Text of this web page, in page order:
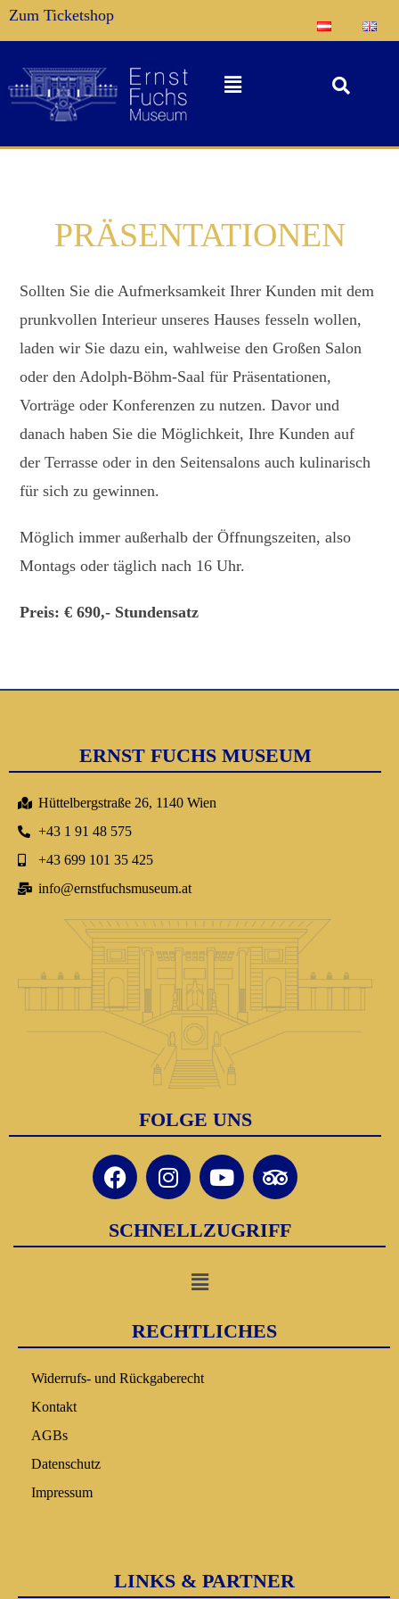
Zum Ticketshop
PRÄSENTATIONEN
Sollten Sie die Aufmerksamkeit Ihrer Kunden mit dem
prunkvollen Interieur unseres Hauses fesseln wollen,
laden wir Sie dazu ein, wahlweise den Großen Salon
oder den Adolph-Böhm-Saal für Präsentationen,
Vorträge oder Konferenzen zu nutzen. Davor und
danach haben Sie die Möglichkeit, Ihre Kunden auf
der Terrasse oder in den Seitensalons auch kulinarisch
für sich zu gewinnen.
Möglich immer außerhalb der Öffnungszeiten, also
Montags oder täglich nach 16 Uhr.
Preis: € 690,- Stundensatz
ERNST FUCHS MUSEUM
Hüttelbergstraße 26, 1140 Wien
+43 1 91 48 575
+43 699 101 35 425
info@ernstfuchsmuseum.at
FOLGE UNS
SCHNELLZUGRIFF
RECHTLICHES
Widerrufs- und Rückgaberecht
Kontakt
AGBs
Datenschutz
Impressum
LINKS & PARTNER